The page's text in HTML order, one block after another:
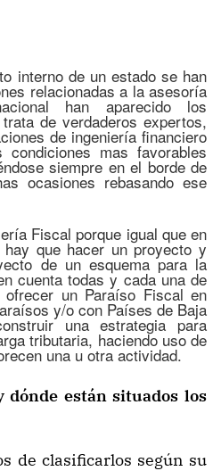
interno de un estado se han
relacionadas a la asesoría
han aparecido los
de verdaderos expertos,
de ingeniería financiero
mas favorables
siempre en el borde de
ocasiones rebasando ese
Fiscal porque igual que en
que hacer un proyecto y
de un esquema para la
cuenta todas y cada una de
un Paraíso Fiscal en
y/o con Países de Baja
una estrategia para
tributaria, haciendo uso de
una u otra actividad.
dónde están situados los
de clasificarlos según su